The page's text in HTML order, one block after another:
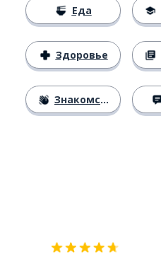
Еда
Здоровье
Знакомство